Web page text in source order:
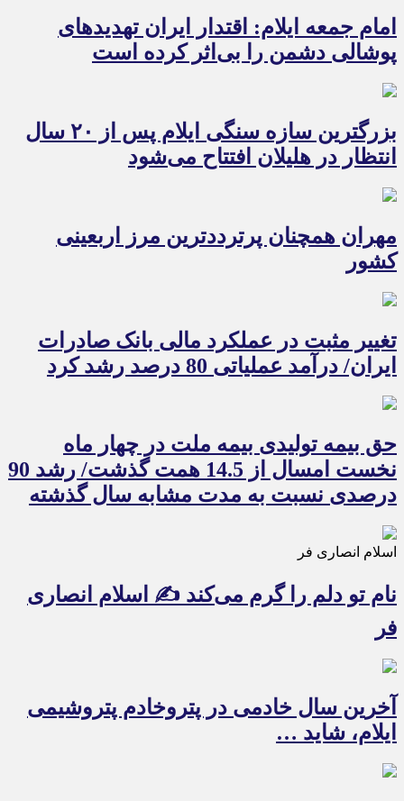
امام جمعه ایلام: اقتدار ایران تهدیدهای
پوشالی دشمن را بی‌اثر کرده است
بزرگترین سازه سنگی ایلام پس از ۲۰ سال
انتظار در هلیلان افتتاح می‌شود
مهران همچنان پرترددترین مرز اربعینی
کشور
تغییر مثبت در عملکرد مالی بانک صادرات
ایران/ درآمد عملیاتی 80 درصد رشد کرد
حق بیمه تولیدی بیمه ملت در چهار ماه
نخست امسال از 14.5 همت گذشت/ رشد 90
درصدی نسبت به مدت مشابه سال گذشته
اسلام انصاری فر
نام تو دلم را گرم می‌کند ✍️ اسلام انصاری
فر
آخرین سال خادمی در پتروخادم پتروشیمی
ایلام، شاید …